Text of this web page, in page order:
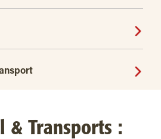
& Transports :